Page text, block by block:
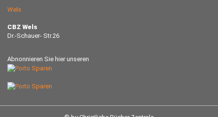
Wels
CBZ Wels
Dr.-Schauer- Str.26
Abnonnieren Sie hier unseren